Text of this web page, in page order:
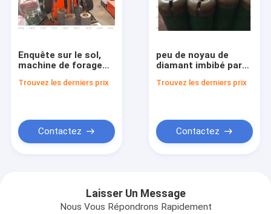
Enquête sur le sol,
machine de forage
d'exploration minière
Trouvez les derniers prix
Contactez
peu de noyau de
diamant imbibé par
formations non
Trouvez les derniers prix
Contactez
Laisser Un Message
Nous Vous Répondrons Rapidement